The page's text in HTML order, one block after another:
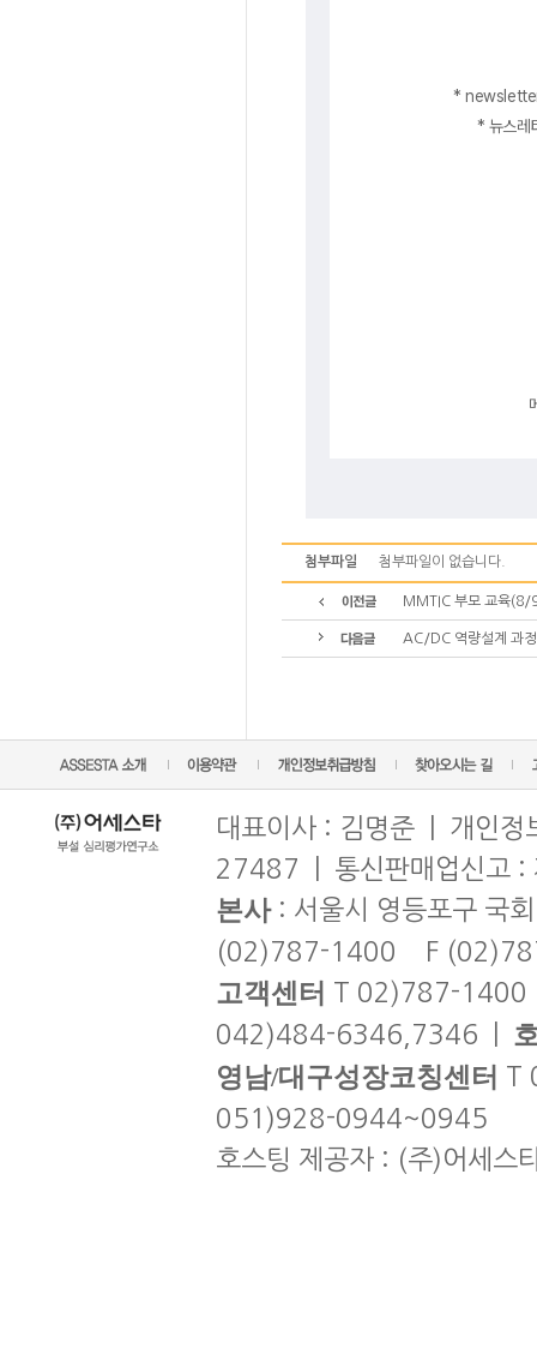
*
* 뉴스레
첨부파일 첨부파일이 없습니다.
MMTIC 부모 교육(8/
AC/DC 역량설계 과
대표이사 : 김명준 | 개인
27487 | 통신판매업신고
본사: 서울시 영등포구 국
(02)787-1400 F
고객센터 T 02)787-
042)484-6346,7346 |
영남/대구성장코칭센터 T
051)928-0944~0945
호스팅 제공자 : (주)어세